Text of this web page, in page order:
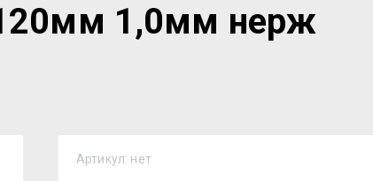
1,0мм нерж
Артикул: нет